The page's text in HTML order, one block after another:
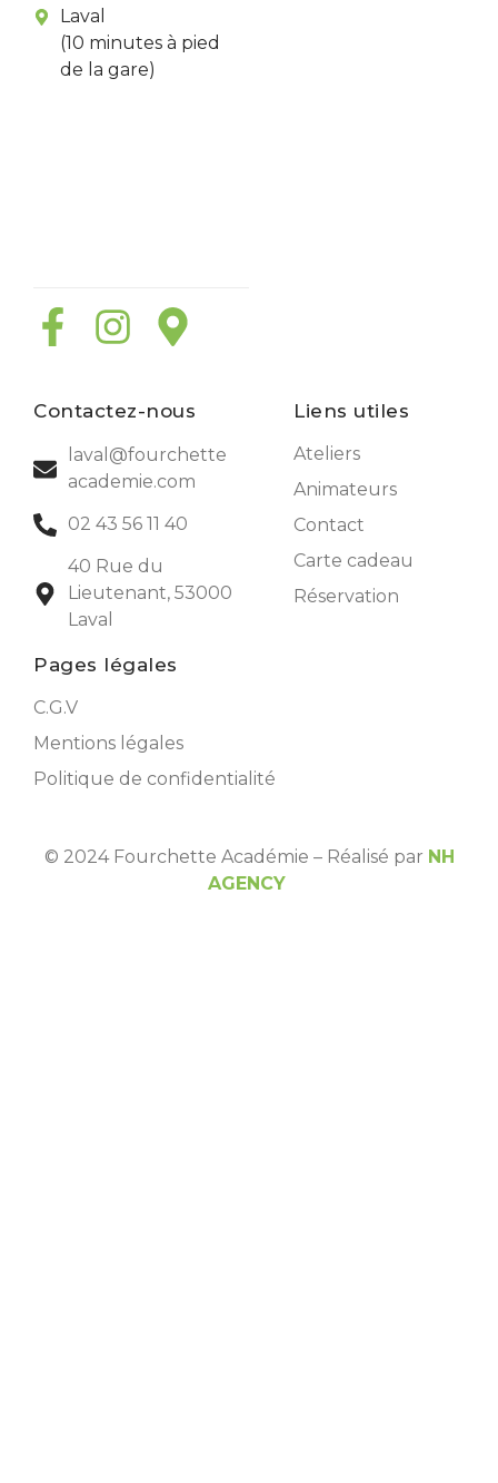
Laval
(10 minutes à pied
de la gare)
Contactez-nous
laval@fourchette
academie.com
02 43 56 11 40
40 Rue du
Lieutenant, 53000
Laval
Liens utiles
Ateliers
Animateurs
Contact
Carte cadeau
Réservation
Pages légales
C.G.V
Mentions légales
Politique de confidentialité
© 2024 Fourchette Académie – Réalisé par NH
AGENCY